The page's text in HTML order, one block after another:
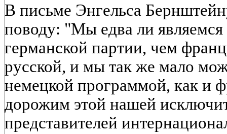
В письме Энгельса
поводу: "Мы едва ли
германской партии, чем
русской, и мы так же мало
немецкой программой, как и
дорожим этой нашей
представителей